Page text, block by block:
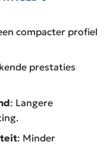
compacter profiel
prestaties
: Langere
: Minder